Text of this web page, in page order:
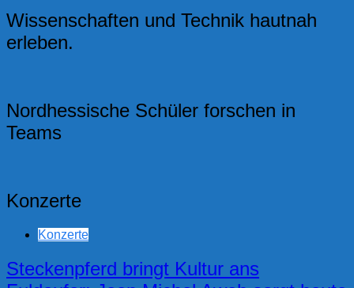
Wissenschaften und Technik hautnah
erleben.
Nordhessische Schüler forschen in
Teams
Konzerte
Konzerte
Steckenpferd bringt Kultur ans